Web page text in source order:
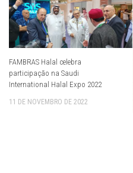
FAMBRAS Halal celebra
participação na Saudi
International Halal Expo 2022
11 DE NOVEMBRO DE 2022